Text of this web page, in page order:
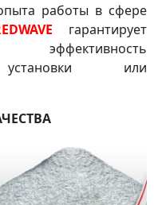
работы в сфере
гарантирует
установки или